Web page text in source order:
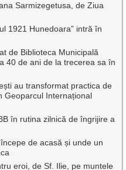
Sarmizegetusa, de Ziua
1921 Hunedoara” intră în
de Biblioteca Municipală
40 de ani de la trecerea sa în
au transformat practica de
Geoparcul Internațional
în rutina zilnică de îngrijire a
de acasă și unde un
eroi, de Sf. Ilie, pe muntele